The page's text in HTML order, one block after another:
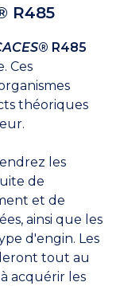
R485
® R485
Ces
théoriques
les
de
et de
ainsi que les
d'engin. Les
tout au
acquérir les